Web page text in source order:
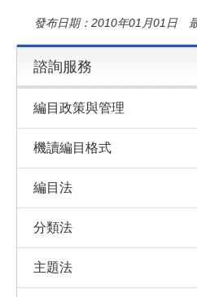
發布日期：2010年01月01日
諮詢服務
編目政策與管理
機讀編目格式
編目法
分類法
主題法